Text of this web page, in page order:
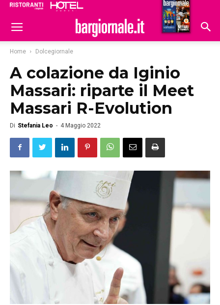
Hoteldomani
Home Dolcegiornale
A colazione da Iginio
Massari: riparte il Meet
Massari R-Evolution
Di Stefania Leo - 4 Maggio 2022